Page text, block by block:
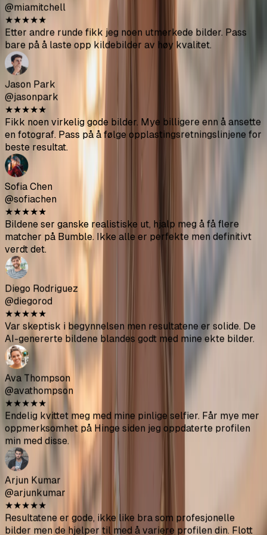
Sofia Chen
@sofiachen
★★★★★
Bildene ser ganske realistiske ut, hjalp meg å få flere
matcher på Bumble. Ikke alle er perfekte men definitivt
verdt det.
Diego Rodriguez
@diegorod
★★★ ★★
Var skeptisk i begynnelsen men resultatene er solide. De
AI-genererte bildene blandes godt med mine ekte bilder.
Ava Thompson
@avathompson
★★★★★
Endelig kvittet meg med mine pinlige selfier. Får mye mer
oppmerksomhet på Hinge siden jeg oppdaterte profilen
min med disse.
Arjun Kumar
@arjunkumar
★★★★★
Resultatene er gode, ikke like bra som profesjonelle
bilder men de hjelper til med å variere profilen din. Flott
verdi for pengene.
Mia Mitchell
@miamitchell
★★ ★★★
Etter andre runde fikk jeg noen utmerkede bilder. Pass
bare på å laste opp kildebilder av høy kvalitet.
Jason Park
@jasonpark
★★★★★